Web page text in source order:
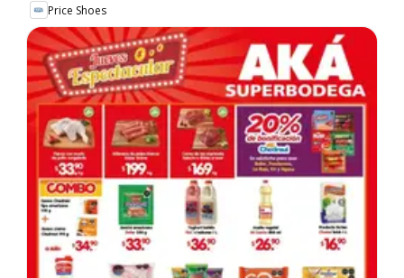
Price Shoes